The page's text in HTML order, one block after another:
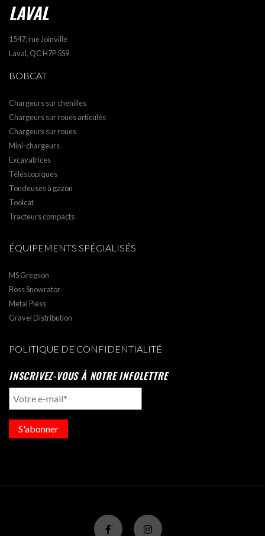
LAVAL
1547, rue Joinville
Laval, QC H7P 5S9
BOBCAT
Chargeurs sur chenilles
Chargeurs sur roues articulés
Chargeurs sur roues
Mini-chargeurs
Excavatrices
Téléscopiques
Tondeuses à gazon
Toolcat
Tracteurs compacts
ÉQUIPEMENTS SPÉCIALISÉS
MS Gregson
Boss Snowrator
Metal Pless
Gravel Distribution
POLITIQUE DE CONFIDENTIALITÉ
INSCRIVEZ-VOUS À NOTRE INFOLETTRE
S'abonner